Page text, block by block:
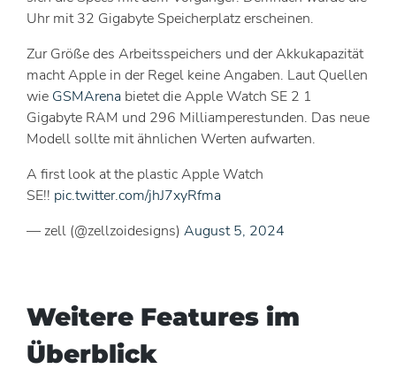
Uhr mit 32 Gigabyte Speicherplatz erscheinen.
Zur Größe des Arbeitsspeichers und der Akkukapazität
macht Apple in der Regel keine Angaben. Laut Quellen
wie GSMArena bietet die Apple Watch SE 2 1
Gigabyte RAM und 296 Milliamperestunden. Das neue
Modell sollte mit ähnlichen Werten aufwarten.
A first look at the plastic Apple Watch
SE!! pic.twitter.com/jhJ7xyRfma
— zell (@zellzoidesigns) August 5, 2024
Weitere Features im
Überblick